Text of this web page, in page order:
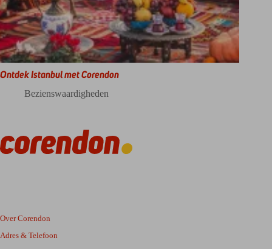
Ontdek Istanbul met Corendon
Bezienswaardigheden
Over Corendon
Adres & Telefoon